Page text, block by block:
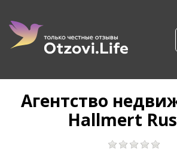
Агентство
Hallmert